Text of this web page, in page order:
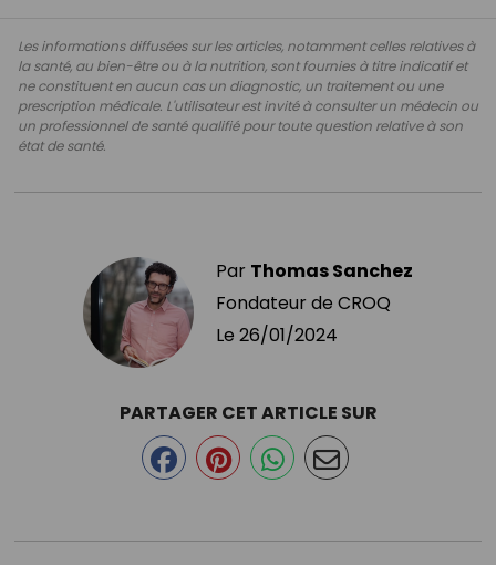
Les informations diffusées sur les articles, notamment celles relatives à
la santé, au bien-être ou à la nutrition, sont fournies à titre indicatif et
ne constituent en aucun cas un diagnostic, un traitement ou une
prescription médicale. L'utilisateur est invité à consulter un médecin ou
un professionnel de santé qualifié pour toute question relative à son
état de santé.
Par Thomas Sanchez
Fondateur de CROQ
Le 26/01/2024
PARTAGER CET ARTICLE SUR